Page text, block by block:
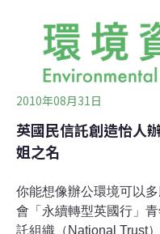
2010年08月31日
英國民信託創造怡人
姐之名
你能想像辦公環境可以
會「永續轉型英國行」
託組織（National Trust